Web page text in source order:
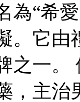
為“希
。它
之一。
，主